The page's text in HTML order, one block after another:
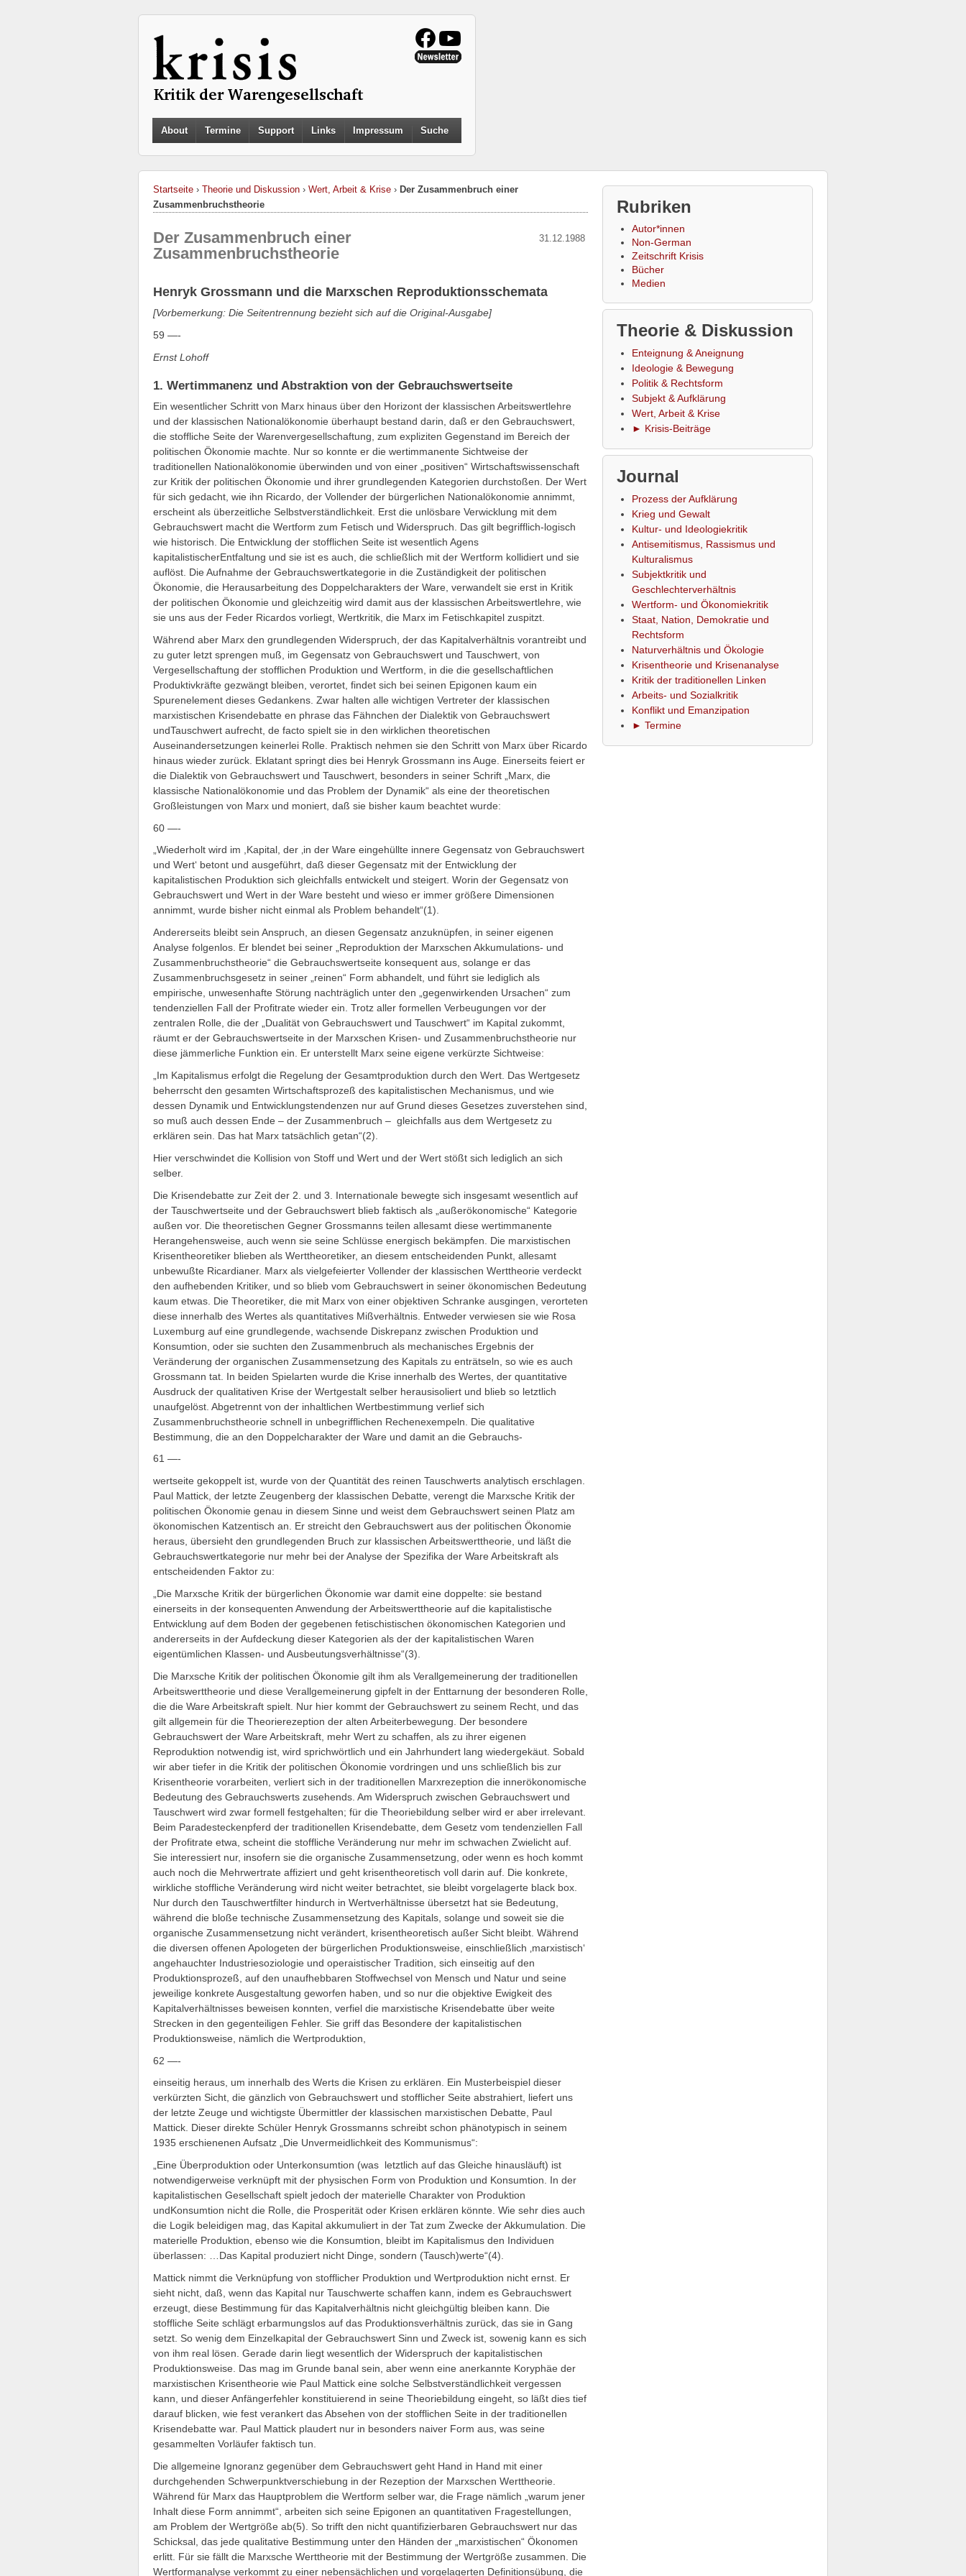
About Termine Support Links Impressum Suche
Startseite › Theorie und Diskussion › Wert, Arbeit & Krise › Der Zusammenbruch einer
Zusammenbruchstheorie
31.12.1988
Der Zusammenbruch einer
Zusammenbruchstheorie
Henryk Grossmann und die Marxschen Reproduktionsschemata
[Vorbemerkung: Die Seitentrennung bezieht sich auf die Original-Ausgabe]
59 —-
Ernst Lohoff
1. Wertimmanenz und Abstraktion von der Gebrauchswertseite
Ein wesentlicher Schritt von Marx hinaus über den Horizont der klassischen Arbeitswertlehre
und der klassischen Nationalökonomie überhaupt bestand darin, daß er den Gebrauchswert,
die stoffliche Seite der Warenvergesellschaftung, zum expliziten Gegenstand im Bereich der
politischen Ökonomie machte. Nur so konnte er die wertimmanente Sichtweise der
traditionellen Nationalökonomie überwinden und von einer „positiven“ Wirtschaftswissenschaft
zur Kritik der politischen Ökonomie und ihrer grundlegenden Kategorien durchstoßen. Der Wert
für sich gedacht, wie ihn Ricardo, der Vollender der bürgerlichen Nationalökonomie annimmt,
erscheint als überzeitliche Selbstverständlichkeit. Erst die unlösbare Verwicklung mit dem
Gebrauchswert macht die Wertform zum Fetisch und Widerspruch. Das gilt begrifflich-logisch
wie historisch. Die Entwicklung der stofflichen Seite ist wesentlich Agens
kapitalistischerEntfaltung und sie ist es auch, die schließlich mit der Wertform kollidiert und sie
auflöst. Die Aufnahme der Gebrauchswertkategorie in die Zuständigkeit der politischen
Ökonomie, die Herausarbeitung des Doppelcharakters der Ware, verwandelt sie erst in Kritik
der politischen Ökonomie und gleichzeitig wird damit aus der klassischen Arbeitswertlehre, wie
sie uns aus der Feder Ricardos vorliegt, Wertkritik, die Marx im Fetischkapitel zuspitzt.
Während aber Marx den grundlegenden Widerspruch, der das Kapitalverhältnis vorantreibt und
zu guter letzt sprengen muß, im Gegensatz von Gebrauchswert und Tauschwert, von
Vergesellschaftung der stofflichen Produktion und Wertform, in die die gesellschaftlichen
Produktivkräfte gezwängt bleiben, verortet, findet sich bei seinen Epigonen kaum ein
Spurenelement dieses Gedankens. Zwar halten alle wichtigen Vertreter der klassischen
marxistischen Krisendebatte en phrase das Fähnchen der Dialektik von Gebrauchswert
undTauschwert aufrecht, de facto spielt sie in den wirklichen theoretischen
Auseinandersetzungen keinerlei Rolle. Praktisch nehmen sie den Schritt von Marx über Ricardo
hinaus wieder zurück. Eklatant springt dies bei Henryk Grossmann ins Auge. Einerseits feiert er
die Dialektik von Gebrauchswert und Tauschwert, besonders in seiner Schrift „Marx, die
klassische Nationalökonomie und das Problem der Dynamik“ als eine der theoretischen
Großleistungen von Marx und moniert, daß sie bisher kaum beachtet wurde:
60 —-
„Wiederholt wird im ,Kapital, der ‚in der Ware eingehüllte innere Gegensatz von Gebrauchswert
und Wert‘ betont und ausgeführt, daß dieser Gegensatz mit der Entwicklung der
kapitalistischen Produktion sich gleichfalls entwickelt und steigert. Worin der Gegensatz von
Gebrauchswert und Wert in der Ware besteht und wieso er immer größere Dimensionen
annimmt, wurde bisher nicht einmal als Problem behandelt“(1).
Andererseits bleibt sein Anspruch, an diesen Gegensatz anzuknüpfen, in seiner eigenen
Analyse folgenlos. Er blendet bei seiner „Reproduktion der Marxschen Akkumulations- und
Zusammenbruchstheorie“ die Gebrauchswertseite konsequent aus, solange er das
Zusammenbruchsgesetz in seiner „reinen“ Form abhandelt, und führt sie lediglich als
empirische, unwesenhafte Störung nachträglich unter den „gegenwirkenden Ursachen“ zum
tendenziellen Fall der Profitrate wieder ein. Trotz aller formellen Verbeugungen vor der
zentralen Rolle, die der „Dualität von Gebrauchswert und Tauschwert“ im Kapital zukommt,
räumt er der Gebrauchswertseite in der Marxschen Krisen- und Zusammenbruchstheorie nur
diese jämmerliche Funktion ein. Er unterstellt Marx seine eigene verkürzte Sichtweise:
„Im Kapitalismus erfolgt die Regelung der Gesamtproduktion durch den Wert. Das Wertgesetz
beherrscht den gesamten Wirtschaftsprozeß des kapitalistischen Mechanismus, und wie
dessen Dynamik und Entwicklungstendenzen nur auf Grund dieses Gesetzes zuverstehen sind,
so muß auch dessen Ende – der Zusammenbruch – gleichfalls aus dem Wertgesetz zu
erklären sein. Das hat Marx tatsächlich getan“(2).
Hier verschwindet die Kollision von Stoff und Wert und der Wert stößt sich lediglich an sich
selber.
Die Krisendebatte zur Zeit der 2. und 3. Internationale bewegte sich insgesamt wesentlich auf
der Tauschwertseite und der Gebrauchswert blieb faktisch als „außerökonomische“ Kategorie
außen vor. Die theoretischen Gegner Grossmanns teilen allesamt diese wertimmanente
Herangehensweise, auch wenn sie seine Schlüsse energisch bekämpfen. Die marxistischen
Krisentheoretiker blieben als Werttheoretiker, an diesem entscheidenden Punkt, allesamt
unbewußte Ricardianer. Marx als vielgefeierter Vollender der klassischen Werttheorie verdeckt
den aufhebenden Kritiker, und so blieb vom Gebrauchswert in seiner ökonomischen Bedeutung
kaum etwas. Die Theoretiker, die mit Marx von einer objektiven Schranke ausgingen, verorteten
diese innerhalb des Wertes als quantitatives Mißverhältnis. Entweder verwiesen sie wie Rosa
Luxemburg auf eine grundlegende, wachsende Diskrepanz zwischen Produktion und
Konsumtion, oder sie suchten den Zusammenbruch als mechanisches Ergebnis der
Veränderung der organischen Zusammensetzung des Kapitals zu enträtseln, so wie es auch
Grossmann tat. In beiden Spielarten wurde die Krise innerhalb des Wertes, der quantitative
Ausdruck der qualitativen Krise der Wertgestalt selber herausisoliert und blieb so letztlich
unaufgelöst. Abgetrennt von der inhaltlichen Wertbestimmung verlief sich
Zusammenbruchstheorie schnell in unbegrifflichen Rechenexempeln. Die qualitative
Bestimmung, die an den Doppelcharakter der Ware und damit an die Gebrauchs-
61 —-
wertseite gekoppelt ist, wurde von der Quantität des reinen Tauschwerts analytisch erschlagen.
Paul Mattick, der letzte Zeugenberg der klassischen Debatte, verengt die Marxsche Kritik der
politischen Ökonomie genau in diesem Sinne und weist dem Gebrauchswert seinen Platz am
ökonomischen Katzentisch an. Er streicht den Gebrauchswert aus der politischen Ökonomie
heraus, übersieht den grundlegenden Bruch zur klassischen Arbeitswerttheorie, und läßt die
Gebrauchswertkategorie nur mehr bei der Analyse der Spezifika der Ware Arbeitskraft als
entscheidenden Faktor zu:
„Die Marxsche Kritik der bürgerlichen Ökonomie war damit eine doppelte: sie bestand
einerseits in der konsequenten Anwendung der Arbeitswerttheorie auf die kapitalistische
Entwicklung auf dem Boden der gegebenen fetischistischen ökonomischen Kategorien und
andererseits in der Aufdeckung dieser Kategorien als der der kapitalistischen Waren
eigentümlichen Klassen- und Ausbeutungsverhältnisse“(3).
Die Marxsche Kritik der politischen Ökonomie gilt ihm als Verallgemeinerung der traditionellen
Arbeitswerttheorie und diese Verallgemeinerung gipfelt in der Enttarnung der besonderen Rolle,
die die Ware Arbeitskraft spielt. Nur hier kommt der Gebrauchswert zu seinem Recht, und das
gilt allgemein für die Theorierezeption der alten Arbeiterbewegung. Der besondere
Gebrauchswert der Ware Arbeitskraft, mehr Wert zu schaffen, als zu ihrer eigenen
Reproduktion notwendig ist, wird sprichwörtlich und ein Jahrhundert lang wiedergekäut. Sobald
wir aber tiefer in die Kritik der politischen Ökonomie vordringen und uns schließlich bis zur
Krisentheorie vorarbeiten, verliert sich in der traditionellen Marxrezeption die innerökonomische
Bedeutung des Gebrauchswerts zusehends. Am Widerspruch zwischen Gebrauchswert und
Tauschwert wird zwar formell festgehalten; für die Theoriebildung selber wird er aber irrelevant.
Beim Paradesteckenpferd der traditionellen Krisendebatte, dem Gesetz vom tendenziellen Fall
der Profitrate etwa, scheint die stoffliche Veränderung nur mehr im schwachen Zwielicht auf.
Sie interessiert nur, insofern sie die organische Zusammensetzung, oder wenn es hoch kommt
auch noch die Mehrwertrate affiziert und geht krisentheoretisch voll darin auf. Die konkrete,
wirkliche stoffliche Veränderung wird nicht weiter betrachtet, sie bleibt vorgelagerte black box.
Nur durch den Tauschwertfilter hindurch in Wertverhältnisse übersetzt hat sie Bedeutung,
während die bloße technische Zusammensetzung des Kapitals, solange und soweit sie die
organische Zusammensetzung nicht verändert, krisentheoretisch außer Sicht bleibt. Während
die diversen offenen Apologeten der bürgerlichen Produktionsweise, einschließlich ‚marxistisch‘
angehauchter Industriesoziologie und operaistischer Tradition, sich einseitig auf den
Produktionsprozeß, auf den unaufhebbaren Stoffwechsel von Mensch und Natur und seine
jeweilige konkrete Ausgestaltung geworfen haben, und so nur die objektive Ewigkeit des
Kapitalverhältnisses beweisen konnten, verfiel die marxistische Krisendebatte über weite
Strecken in den gegenteiligen Fehler. Sie griff das Besondere der kapitalistischen
Produktionsweise, nämlich die Wertproduktion,
62 —-
einseitig heraus, um innerhalb des Werts die Krisen zu erklären. Ein Musterbeispiel dieser
verkürzten Sicht, die gänzlich von Gebrauchswert und stofflicher Seite abstrahiert, liefert uns
der letzte Zeuge und wichtigste Übermittler der klassischen marxistischen Debatte, Paul
Mattick. Dieser direkte Schüler Henryk Grossmanns schreibt schon phänotypisch in seinem
1935 erschienenen Aufsatz „Die Unvermeidlichkeit des Kommunismus“:
„Eine Überproduktion oder Unterkonsumtion (was letztlich auf das Gleiche hinausläuft) ist
notwendigerweise verknüpft mit der physischen Form von Produktion und Konsumtion. In der
kapitalistischen Gesellschaft spielt jedoch der materielle Charakter von Produktion
undKonsumtion nicht die Rolle, die Prosperität oder Krisen erklären könnte. Wie sehr dies auch
die Logik beleidigen mag, das Kapital akkumuliert in der Tat zum Zwecke der Akkumulation. Die
materielle Produktion, ebenso wie die Konsumtion, bleibt im Kapitalismus den Individuen
überlassen: …Das Kapital produziert nicht Dinge, sondern (Tausch)werte“(4).
Mattick nimmt die Verknüpfung von stofflicher Produktion und Wertproduktion nicht ernst. Er
sieht nicht, daß, wenn das Kapital nur Tauschwerte schaffen kann, indem es Gebrauchswert
erzeugt, diese Bestimmung für das Kapitalverhältnis nicht gleichgültig bleiben kann. Die
stoffliche Seite schlägt erbarmungslos auf das Produktionsverhältnis zurück, das sie in Gang
setzt. So wenig dem Einzelkapital der Gebrauchswert Sinn und Zweck ist, sowenig kann es sich
von ihm real lösen. Gerade darin liegt wesentlich der Widerspruch der kapitalistischen
Produktionsweise. Das mag im Grunde banal sein, aber wenn eine anerkannte Koryphäe der
marxistischen Krisentheorie wie Paul Mattick eine solche Selbstverständlichkeit vergessen
kann, und dieser Anfängerfehler konstituierend in seine Theoriebildung eingeht, so läßt dies tief
darauf blicken, wie fest verankert das Absehen von der stofflichen Seite in der traditionellen
Krisendebatte war. Paul Mattick plaudert nur in besonders naiver Form aus, was seine
gesammelten Vorläufer faktisch tun.
Die allgemeine Ignoranz gegenüber dem Gebrauchswert geht Hand in Hand mit einer
durchgehenden Schwerpunktverschiebung in der Rezeption der Marxschen Werttheorie.
Während für Marx das Hauptproblem die Wertform selber war, die Frage nämlich „warum jener
Inhalt diese Form annimmt“, arbeiten sich seine Epigonen an quantitativen Fragestellungen,
am Problem der Wertgröße ab(5). So trifft den nicht quantifizierbaren Gebrauchswert nur das
Schicksal, das jede qualitative Bestimmung unter den Händen der „marxistischen“ Ökonomen
erlitt. Für sie fällt die Marxsche Werttheorie mit der Bestimmung der Wertgröße zusammen. Die
Wertformanalyse verkommt zu einer nebensächlichen und vorgelagerten Definitionsübung, die
Rubriken
Autor*innen
Non-German
Zeitschrift Krisis
Bücher
Medien
Theorie & Diskussion
Enteignung & Aneignung
Ideologie & Bewegung
Politik & Rechtsform
Subjekt & Aufklärung
Wert, Arbeit & Krise
► Krisis-Beiträge
Journal
Prozess der Aufklärung
Krieg und Gewalt
Kultur- und Ideologiekritik
Antisemitismus, Rassismus und
Kulturalismus
Subjektkritik und
Geschlechterverhältnis
Wertform- und Ökonomiekritik
Staat, Nation, Demokratie und
Rechtsform
Naturverhältnis und Ökologie
Krisentheorie und Krisenanalyse
Kritik der traditionellen Linken
Arbeits- und Sozialkritik
Konflikt und Emanzipation
► Termine